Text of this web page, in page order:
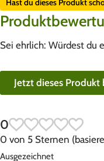
Hast du dieses Produkt
Sei ehrlich: Würdest du
Jetzt dieses Produkt
0
0 von 5 Sternen
Ausgezeichnet